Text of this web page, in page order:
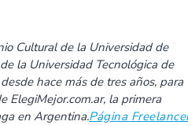
Cultural de la Universidad de
la Universidad Tecnológica de
hace más de tres años, para
ElegiMejor.com.ar, la primera
en Argentina.Página